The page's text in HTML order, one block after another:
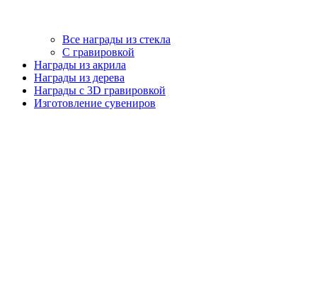
Все награды из стекла
С гравировкой
Награды из акрила
Награды из дерева
Награды с 3D гравировкой
Изготовление сувениров